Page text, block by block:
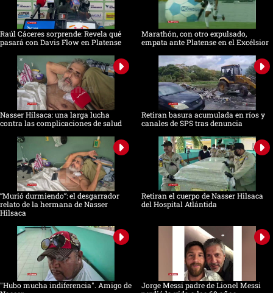
Raúl Cáceres sorprende: Revela qué
pasará con Davis Flow en Platense
Marathón, con otro expulsado,
empata ante Platense en el Excélsior
Nasser Hilsaca: una larga lucha
contra las complicaciones de salud
Retiran basura acumulada en ríos y
canales de SPS tras denuncia
“Murió durmiendo”: el desgarrador
relato de la hermana de Nasser
Hilsaca
Retiran el cuerpo de Nasser Hilsaca
del Hospital Atlántida
"Hubo mucha indiferencia". Amigo de
Jorge Messi padre de Lionel Messi